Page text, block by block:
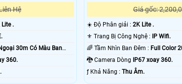
Hệ
Lite .
30m Có Màu Ban
360.
Giá gốc:
☀️ Độ Phân giải :2K Lite .
⚜️ Trang Bị Công Nghệ :
IP Wifi.
🌈 Tầm Nhìn Ban Đêm : Full Color
🐉️ Camera Dòng
IP67 xoay 360.
️ƒ Khả Năng :Thu Âm.